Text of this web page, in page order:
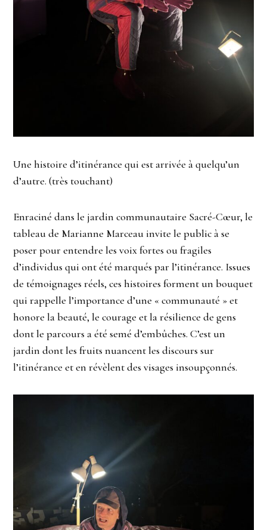
Une histoire d’itinérance qui est arrivée à quelqu’un
d’autre. (très touchant)
Enraciné dans le jardin communautaire Sacré-Cœur, le
tableau de Marianne Marceau invite le public à se
poser pour entendre les voix fortes ou fragiles
d’individus qui ont été marqués par l’itinérance. Issues
de témoignages réels, ces histoires forment un bouquet
qui rappelle l’importance d’une « communauté » et
honore la beauté, le courage et la résilience de gens
dont le parcours a été semé d’embûches. C’est un
jardin dont les fruits nuancent les discours sur
l’itinérance et en révèlent des visages insoupçonnés.